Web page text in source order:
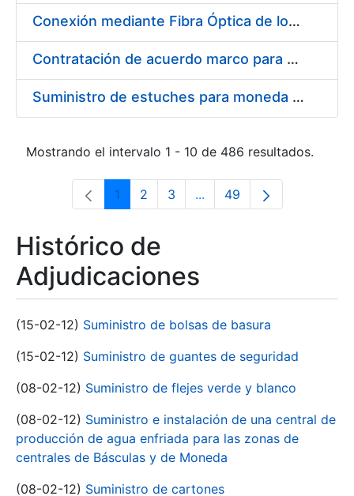
Conexión mediante Fibra Óptica de los Centros de Proceso de Datos (CPDs) de las sedes de la FNMT-RCM de Burgos y Madrid
Contratación de acuerdo marco para el Suministro de Material de Electricidad para la Fábrica Nacional de Moneda y Timbre-Real Casa de la Moneda en su centro de trabajo de Burgos
Suministro de estuches para moneda de 30 €
Mostrando el intervalo 1 - 10 de 486 resultados.
Página
1 Página
2 Página
3 ...Páginas intermedias Use
Página
49
Histórico de
Adjudicaciones
(15-02-12) Suministro de bolsas de basura
(15-02-12) Suministro de guantes de seguridad
(08-02-12) Suministro de flejes verde y blanco
(08-02-12) Suministro e instalación de una central de
producción de agua enfriada para las zonas de
centrales de Básculas y de Moneda
(08-02-12) Suministro de cartones